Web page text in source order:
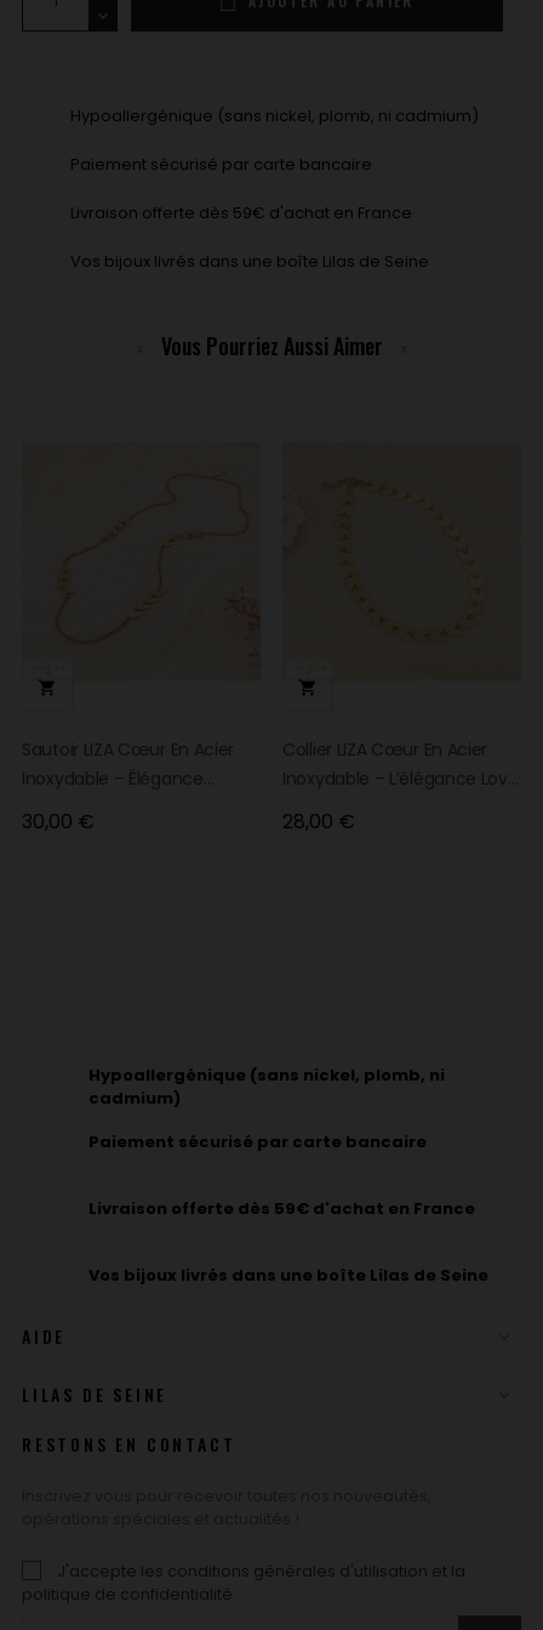
Hypoallergénique (sans nickel, plomb, ni cadmium)
Paiement sécurisé par carte bancaire
Livraison offerte dès 59€ d'achat en France
Vos bijoux livrés dans une boîte Lilas de Seine
Vous Pourriez Aussi Aimer

Sautoir LIZA Cœur En Acier
Inoxydable – Élégance
Parisienne & Esprit Love 💛
Prix
30,00 €

Collier LIZA Cœur En Acier
Inoxydable – L’élégance Love
À La Parisienne 🤍
Prix
28,00 €
Hypoallergénique (sans nickel, plomb, ni
cadmium)
Paiement sécurisé par carte bancaire
Livraison offerte dès 59€ d'achat en France
Vos bijoux livrés dans une boîte Lilas de Seine
AIDE
LILAS DE SEINE
RESTONS EN CONTACT
J'accepte les conditions générales d'utilisation et la
politique de confidentialité